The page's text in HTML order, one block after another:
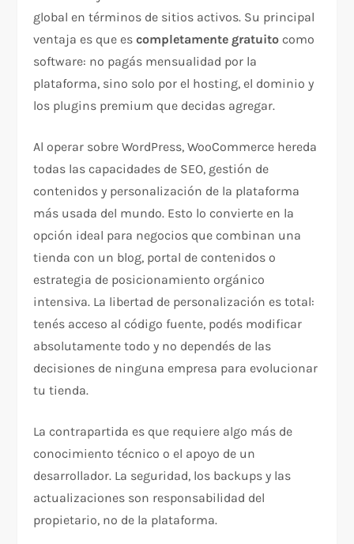
global en términos de sitios activos. Su principal
ventaja es que escompletamente gratuito como
software: no pagás mensualidad por la
plataforma, sino solo por el hosting, el dominio y
los plugins premium que decidas agregar.
Al operar sobre WordPress, WooCommerce hereda
todas las capacidades de SEO, gestión de
contenidos y personalización de la plataforma
más usada del mundo. Esto lo convierte en la
opción ideal para negocios que combinan una
tienda con un blog, portal de contenidos o
estrategia de posicionamiento orgánico
intensiva. La libertad de personalización es total:
tenés acceso al código fuente, podés modificar
absolutamente todo y no dependés de las
decisiones de ninguna empresa para evolucionar
tu tienda.
La contrapartida es que requiere algo más de
conocimiento técnico o el apoyo de un
desarrollador. La seguridad, los backups y las
actualizaciones son responsabilidad del
propietario, no de la plataforma.